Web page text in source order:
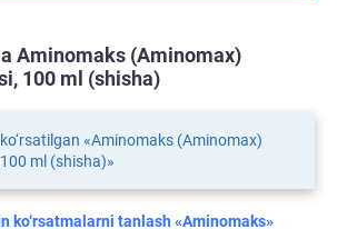
Aminomaks (Aminomax)
100 ml (shisha)
«Aminomaks (Aminomax)
ml (shisha)»
ko‘rsatmalarni tanlash «Aminomaks»